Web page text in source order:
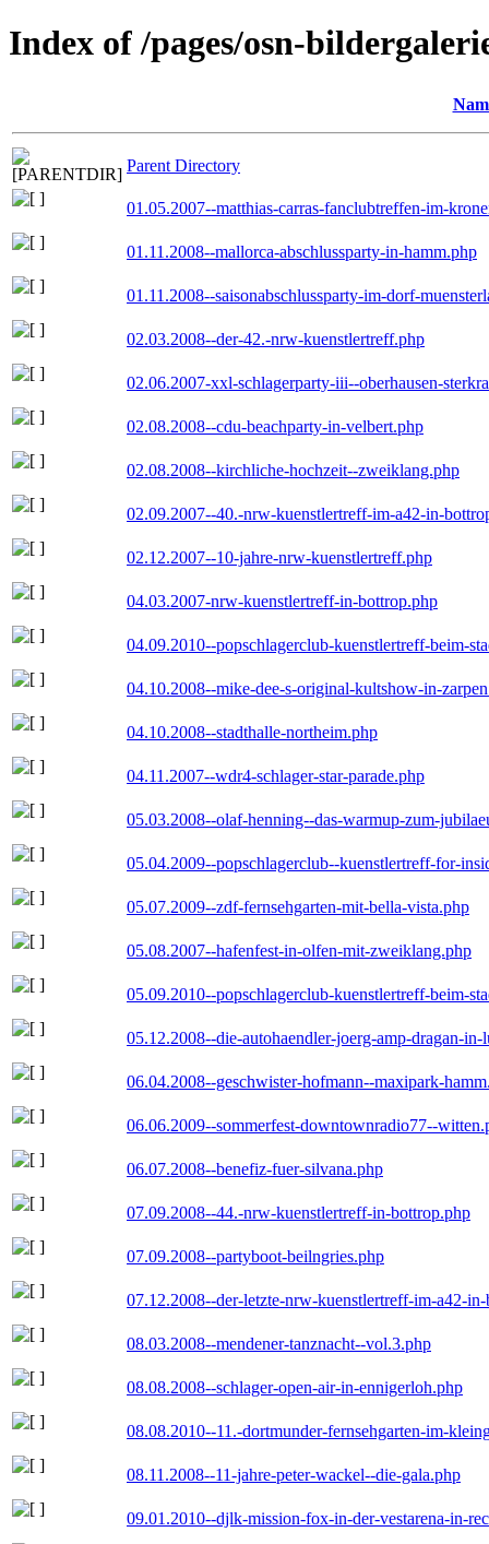
Index of /pages/osn-
Parent Directory
01.05.2007--matthias-carras-fanclubtreffen-im-
01.11.2008--mallorca-abschlussparty-in-hamm.php
01.11.2008--saisonabschlussparty-im-dorf-
02.03.2008--der-42.-nrw-kuenstlertreff.php
02.06.2007-xxl-schlagerparty-iii--oberhausen-
02.08.2008--cdu-beachparty-in-velbert.php
02.08.2008--kirchliche-hochzeit--zweiklang.php
02.09.2007--40.-nrw-kuenstlertreff-im-a42-in-
02.12.2007--10-jahre-nrw-kuenstlertreff.php
04.03.2007-nrw-kuenstlertreff-in-bottrop.php
04.09.2010--popschlagerclub-kuenstlertreff-beim-
04.10.2008--mike-dee-s-original-kultshow-in-
04.10.2008--stadthalle-northeim.php
04.11.2007--wdr4-schlager-star-parade.php
05.03.2008--olaf-henning--das-warmup-zum-
05.04.2009--popschlagerclub--kuenstlertreff-for-
05.07.2009--zdf-fernsehgarten-mit-bella-vista.php
05.08.2007--hafenfest-in-olfen-mit-zweiklang.php
05.09.2010--popschlagerclub-kuenstlertreff-beim-
05.12.2008--die-autohaendler-joerg-amp-dragan-in-
06.04.2008--geschwister-hofmann--maxipark-
06.06.2009--sommerfest-downtownradio77--
06.07.2008--benefiz-fuer-silvana.php
07.09.2008--44.-nrw-kuenstlertreff-in-bottrop.php
07.09.2008--partyboot-beilngries.php
07.12.2008--der-letzte-nrw-kuenstlertreff-im-a42-
08.03.2008--mendener-tanznacht--vol.3.php
08.08.2008--schlager-open-air-in-ennigerloh.php
08.08.2010--11.-dortmunder-fernsehgarten-im-
08.11.2008--11-jahre-peter-wackel--die-gala.php
09.01.2010--djlk-mission-fox-in-der-vestarena-in-